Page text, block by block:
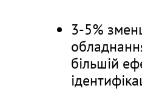
3-5%
більшій